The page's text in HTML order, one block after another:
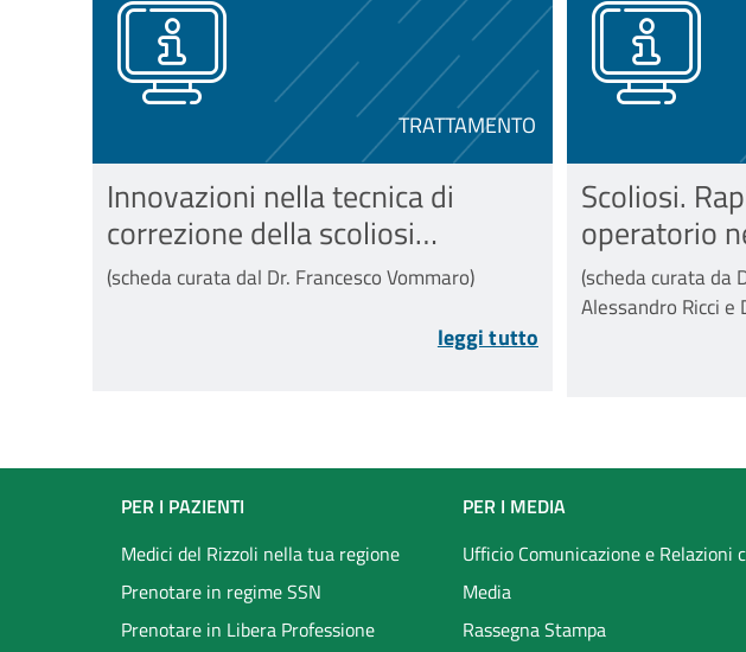
TRATTAMENTO
Innovazioni nella tecnica di
correzione della scoliosi
nell'adolescenza "in tempi di
(scheda curata dal Dr. Francesco Vommaro)
leggi tutto
Scoliosi.
operatorio
idiopatica
(scheda curata da
Alessandro Ricci e
Footer
menu
PER I PAZIENTI
Medici del Rizzoli nella tua regione
Prenotare in regime SSN
Prenotare in Libera Professione
PER I MEDIA
Ufficio Comunicazione e Relazioni
Media
Rassegna Stampa